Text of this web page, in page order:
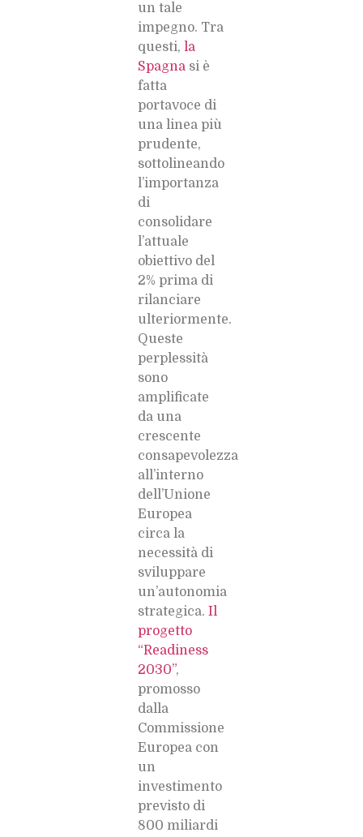
un tale
impegno. Tra
questi, la
Spagnasi è
fatta
portavoce di
una linea più
prudente,
sottolineando
l’importanza
di
consolidare
l’attuale
obiettivo del
2% prima di
rilanciare
ulteriormente.
Queste
perplessità
sono
amplificate
da una
crescente
consapevolezza
all’interno
dell’Unione
Europea
circa la
necessità di
sviluppare
un’autonomia
strategica. Il
progetto
“Readiness
2030”,
promosso
dalla
Commissione
Europea con
un
investimento
previsto di
800 miliardi